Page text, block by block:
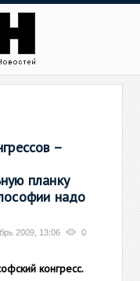
–
планку
надо
2009, 13:06
0
конгресс.